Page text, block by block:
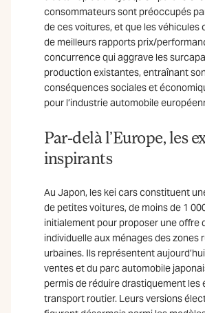
consommateurs sont préoccupés
de ces voitures, et que les véhicules
de meilleurs rapports prix/
concurrence qui aggrave les
production existantes, entraînant
conséquences sociales et
pour l’industrie automobile
Par-delà l’Europe, les
inspirants
Au Japon, les kei cars constituent
de petites voitures, de moins de 1
initialement pour proposer une offre
individuelle aux ménages des zones
urbaines. Ils représentent
ventes et du parc automobile
permis de réduire drastiquement les
transport routier. Leurs versions